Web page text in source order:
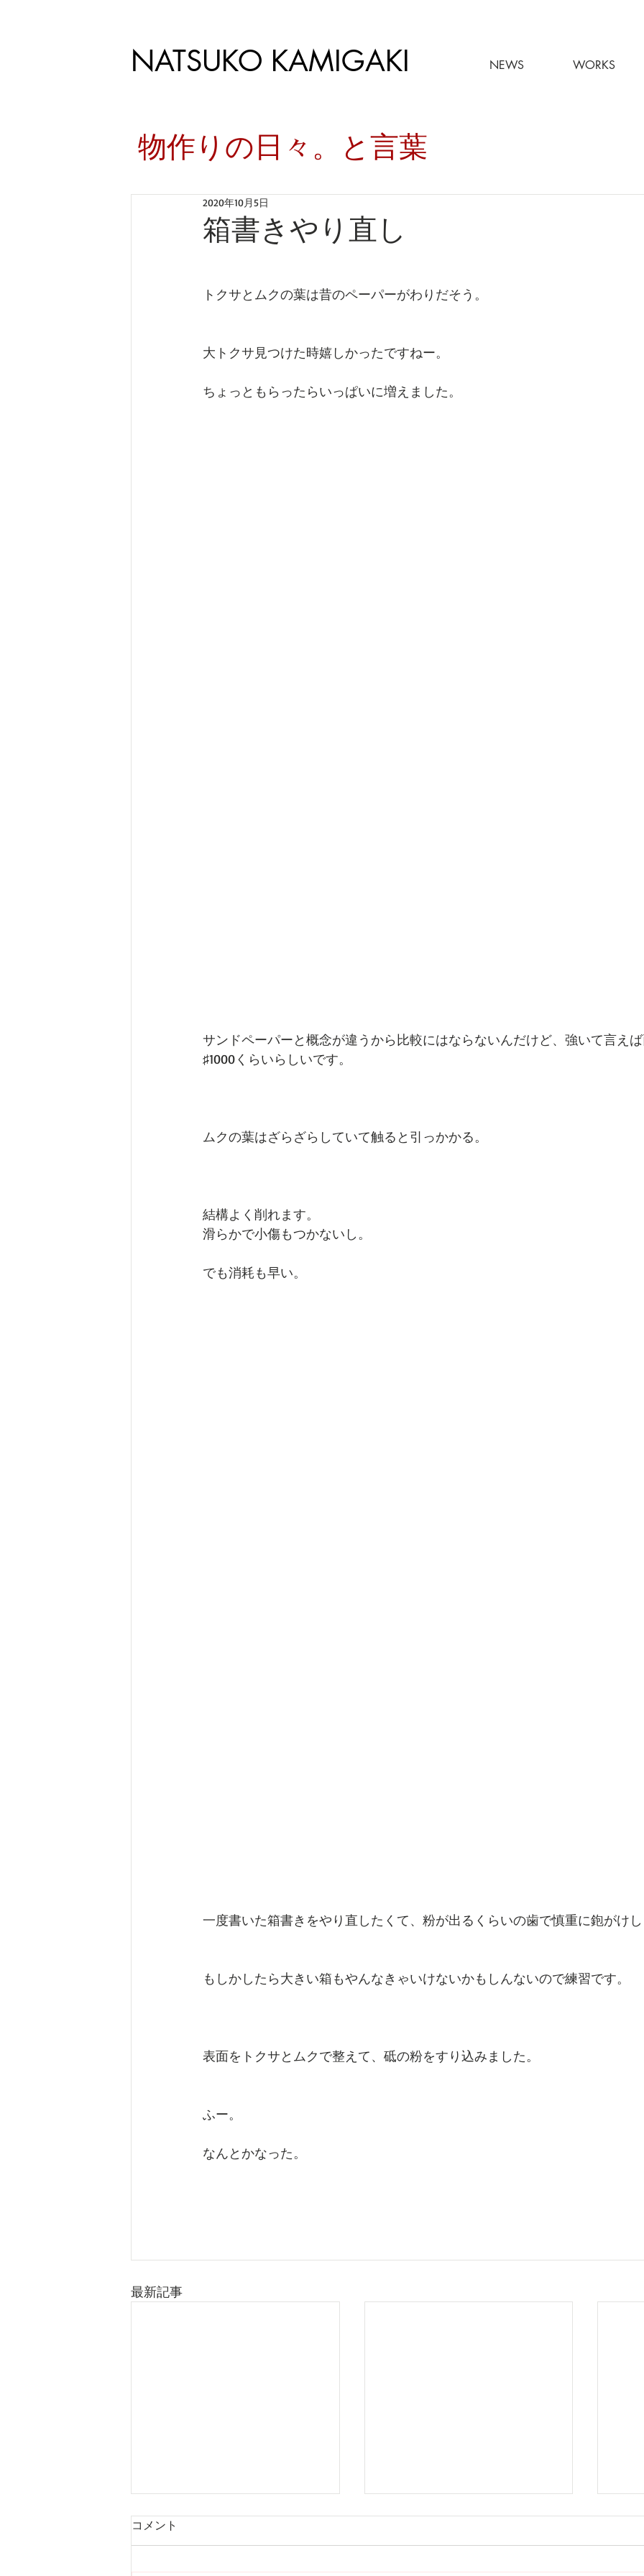
NATSUKO KAMIGAKI NEWS WORKS
​物作りの日々。と言葉
箱書きやり直し
2020年10月5日
トクサとムクの葉は昔のペーパーがわりだそう。
大トクサ見つけた時嬉しかったですねー。
ちょっともらったらいっぱいに増えました。
サンドペーパーと概念が違うから比較にはならないんだけど、強いて言え
♯1000くらいらしいです。
ムクの葉はざらざらしていて触ると引っかかる。
結構よく削れます。
滑らかで小傷もつかないし。
でも消耗も早い。
一度書いた箱書きをやり直したくて、粉が出るくらいの歯で慎重に鉋がけ
もしかしたら大きい箱もやんなきゃいけないかもしんないので練習です。
表面をトクサとムクで整えて、砥の粉をすり込みました。
ふー。
なんとかなった。
最新記事
組み木型
コメント